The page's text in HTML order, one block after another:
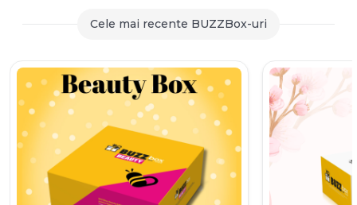
290,00 lei.
79,90 lei.
Cele mai recente BUZZBox-uri